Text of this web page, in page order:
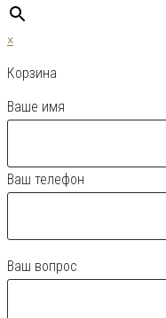
×
Корзина
Ваше имя
Ваш телефон
Ваш вопрос